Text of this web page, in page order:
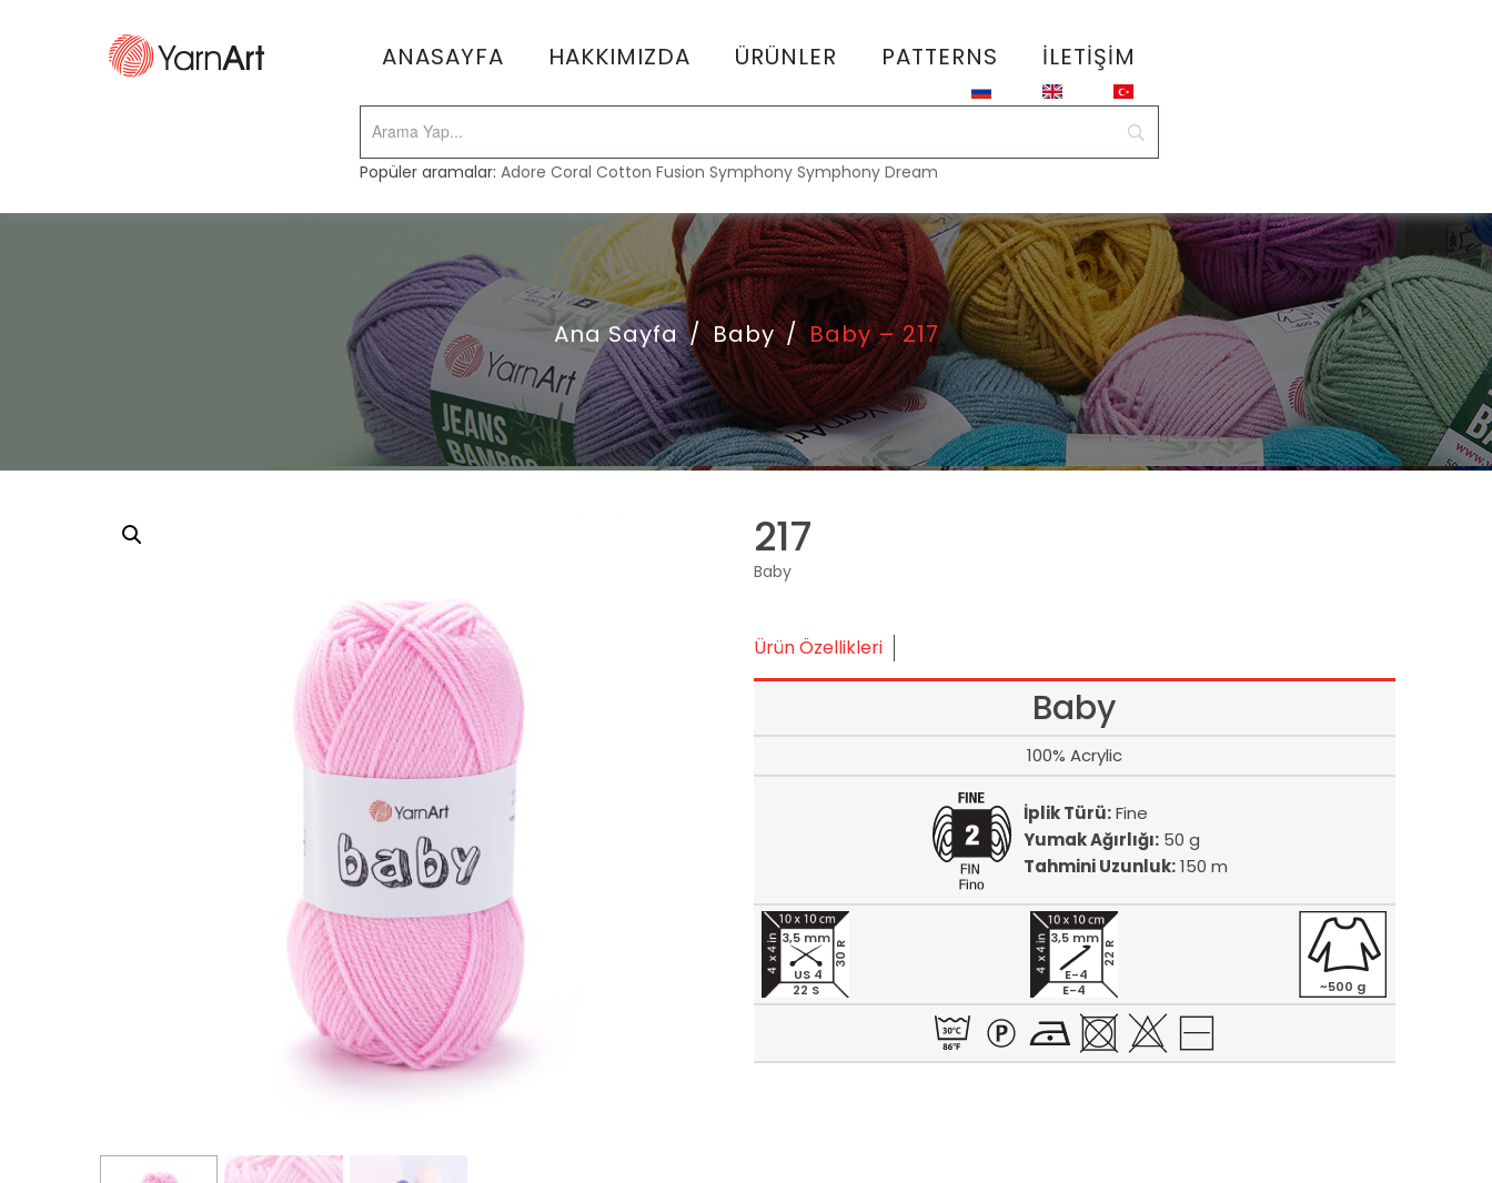
ANASAYFA HAKKIMIZDA ÜRÜNLER PATTERNS İLETIŞIM
Popüler aramalar:Adore Coral Cotton Fusion Symphony Symphony Dream
Ana Sayfa / Baby / Baby – 217
217
Baby
Ürün Özellikleri
Baby
100% Acrylic
İplik Türü:Fine
Yumak Ağırlığı:50 g
Tahmini Uzunluk:150 m
22 S
30 R
3,5 mm
US 4
E-4
22 R
3,5 mm
E-4
~500 g